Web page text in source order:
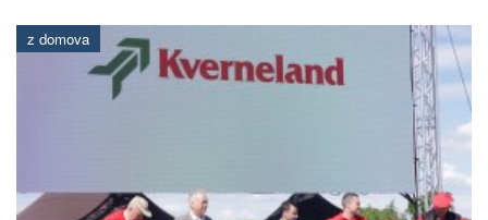
z domova